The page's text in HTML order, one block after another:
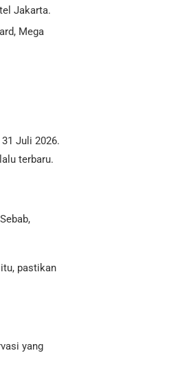
Jakarta.
Mega
Juli 2026.
terbaru.
pastikan
yang